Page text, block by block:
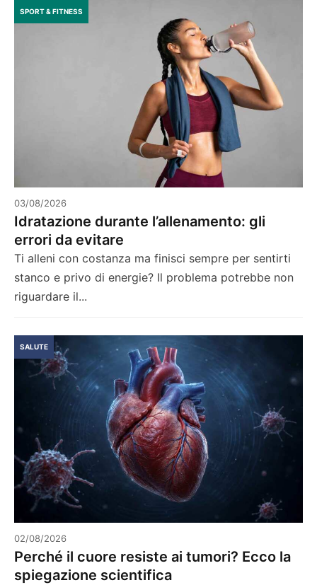
SPORT & FITNESS
03/08/2026
Idratazione durante l’allenamento: gli
errori da evitare
Ti alleni con costanza ma finisci sempre per sentirti
stanco e privo di energie? Il problema potrebbe non
riguardare il...
SALUTE
02/08/2026
Perché il cuore resiste ai tumori? Ecco la
spiegazione scientifica